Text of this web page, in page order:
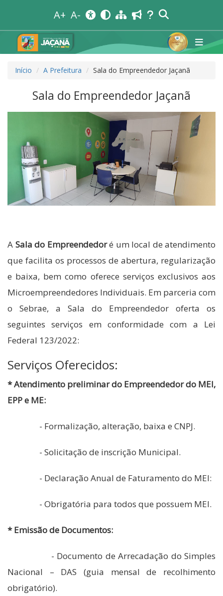
A+ A-
Início A Prefeitura Sala do Empreendedor Jaçanã
Sala do Empreendedor Jaçanã
A Sala do Empreendedoré um local de atendimento
que facilita os processos de abertura, regularização
e baixa, bem como oferece serviços exclusivos aos
Microempreendedores Individuais. Em parceria com
o Sebrae, a Sala do Empreendedor oferta os
seguintes serviços em conformidade com a Lei
Federal 123/2022:
Serviços Oferecidos:
* Atendimento preliminar do Empreendedor do MEI,
EPP e ME:
- Formalização, alteração, baixa e CNPJ.
- Solicitação de inscrição Municipal.
- Declaração Anual de Faturamento do MEI:
- Obrigatória para todos que possuem MEI.
* Emissão de Documentos:
- Documento de Arrecadação do Simples
Nacional – DAS (guia mensal de recolhimento
obrigatório).